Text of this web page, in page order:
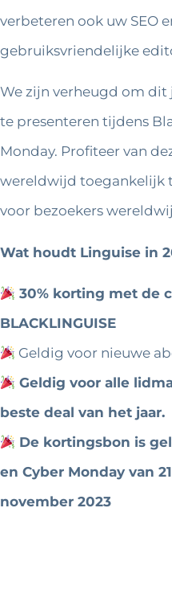
verbeteren ook uw SEO
gebruiksvriendelijke
We zijn verheugd om dit
te presenteren tijdens
Monday. Profiteer van
wereldwijd toegankelijk
voor bezoekers
Wat houdt Linguise in
30% korting met de
BLACKLINGUISE
Geldig voor nieuwe
Geldig voor alle
beste deal van het jaar.
De kortingsbon is
en Cyber ​​Monday van
november 2023